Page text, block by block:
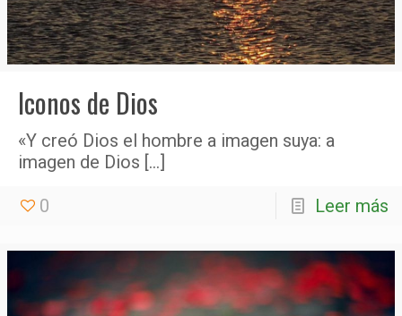
Iconos de Dios
«Y creó Dios el hombre a imagen suya: a
imagen de Dios […]
0 Leer más